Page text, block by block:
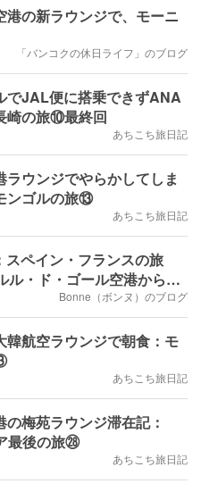
港の新ラウンジで、モーニ
「バンコクの休日ライフ」のブログ
でJAL便に搭乗できずANA
崎の旅⑩最終回
あちこち旅日記
ラウンジでやらかしてしま
ンゴルの旅⑬
あちこち旅日記
スペイン・フランスの旅
ル・ド・ゴール空港から帰
Bonne（ボンヌ）のブログ
韓航空ラウンジで朝食：モ
あちこち旅日記
の梅苑ラウンジ滞在記：
最後の旅㉘
あちこち旅日記